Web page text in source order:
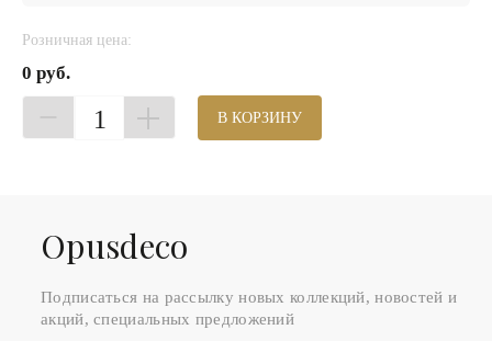
Розничная цена:
0 руб.
1 В КОРЗИНУ
Оpusdeco
Подписаться на рассылку новых коллекций, новостей и
акций, специальных предложений